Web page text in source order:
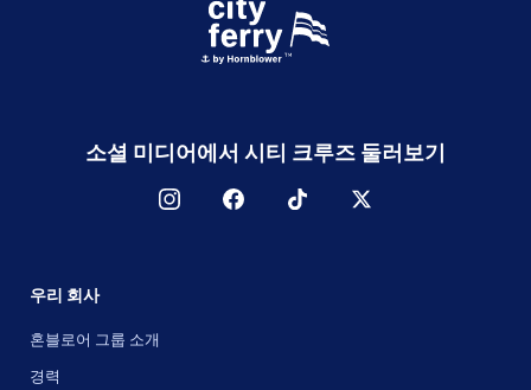
소셜 미디어에서 시티 크루즈 둘러보기
우리 회사
혼블로어 그룹 소개
경력